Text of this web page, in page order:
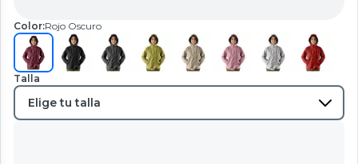
Color:Rojo Oscuro
Talla